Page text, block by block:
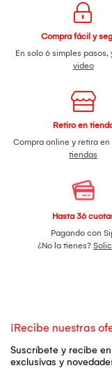
Compra fácil y
En solo 6 simples pasos,
video
Retiro en
Compra online y retira en
tiendas
Hasta 36
Pagando con
¿No la tienes?
¡Recibe nuestras
Suscríbete y recibe
exclusivas y